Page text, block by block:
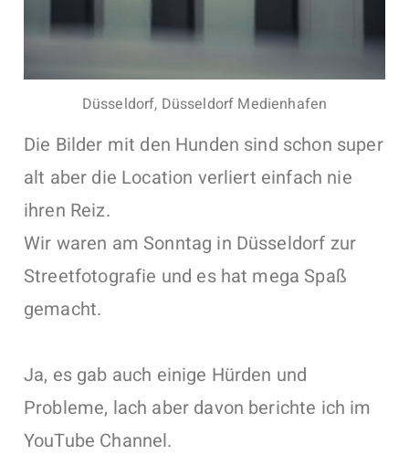
Düsseldorf, Düsseldorf Medienhafen
Die Bilder mit den Hunden sind schon super
alt aber die Location verliert einfach nie
ihren Reiz.
Wir waren am Sonntag in Düsseldorf zur
Streetfotografie und es hat mega Spaß
gemacht.
Ja, es gab auch einige Hürden und
Probleme, lach aber davon berichte ich im
YouTube Channel.